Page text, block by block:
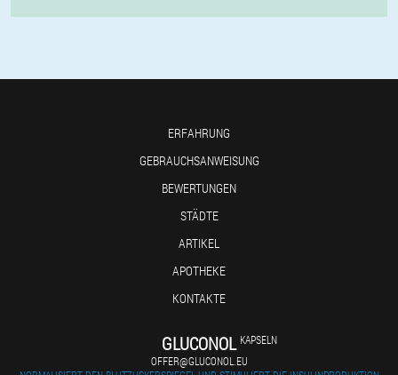
ERFAHRUNG
GEBRAUCHSANWEISUNG
BEWERTUNGEN
STÄDTE
ARTIKEL
APOTHEKE
KONTAKTE
GLUCONOL KAPSELN
OFFER@GLUCONOL.EU